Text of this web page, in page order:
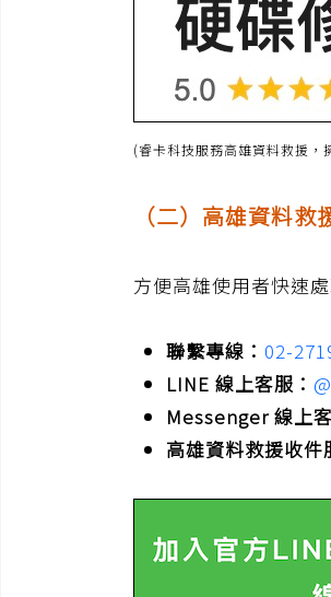
(睿卡科技服務高雄資料救援，
（二）高雄資料
方便高雄使用者快速
聯繫專線： 02-
LINE 線上客服：
Messenger 線上客
高雄資料救援收件